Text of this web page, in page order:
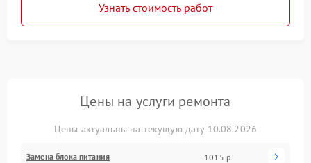
Узнать стоимость работ
Цены на услуги ремонта
Цены актуальны на текущую дату 10.08.2026
Замена блока питания 1015 р